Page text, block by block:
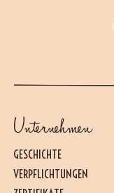
Unternehmen
GESCHICHTE
VERPFLICHTUNGEN